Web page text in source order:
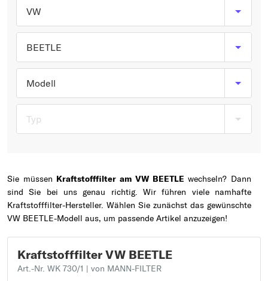
VW
BEETLE
Modell
Typ
Sie müssen Kraftstofffilter am VW BEETLE wechseln? Dann
sind Sie bei uns genau richtig. Wir führen viele namhafte
Kraftstofffilter-Hersteller. Wählen Sie zunächst das gewünschte
VW BEETLE-Modell aus, um passende Artikel anzuzeigen!
Kraftstofffilter VW BEETLE
Art.-Nr. WK 730/1 | von MANN-FILTER